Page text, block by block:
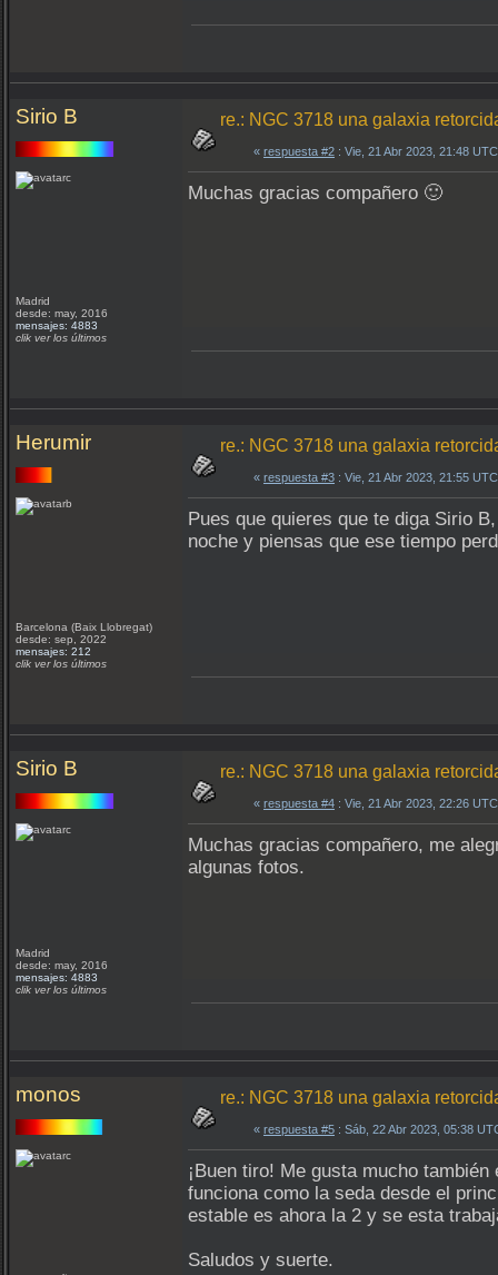
Sirio B
Madrid
desde: may, 2016
mensajes: 4883
clik ver los últimos
re.: NGC 3718 una galaxia
« respuesta #2 : Vie, 21 Abr 2023, 21:48
Muchas gracias compañero 🙂
Herumir
Barcelona (Baix Llobregat)
desde: sep, 2022
mensajes: 212
clik ver los últimos
re.: NGC 3718 una galaxia
« respuesta #3 : Vie, 21 Abr 2023, 21:55
Pues que quieres que te diga Sirio
noche y piensas que ese tiempo
Sirio B
Madrid
desde: may, 2016
mensajes: 4883
clik ver los últimos
re.: NGC 3718 una galaxia
« respuesta #4 : Vie, 21 Abr 2023, 22:26
Muchas gracias compañero, me
algunas fotos.
monos re.: NGC 3718 una galaxia
« respuesta #5 : Sáb, 22 Abr 2023, 05:38
¡Buen tiro! Me gusta mucho
funciona como la seda desde el
estable es ahora la 2 y se esta
Saludos y suerte.